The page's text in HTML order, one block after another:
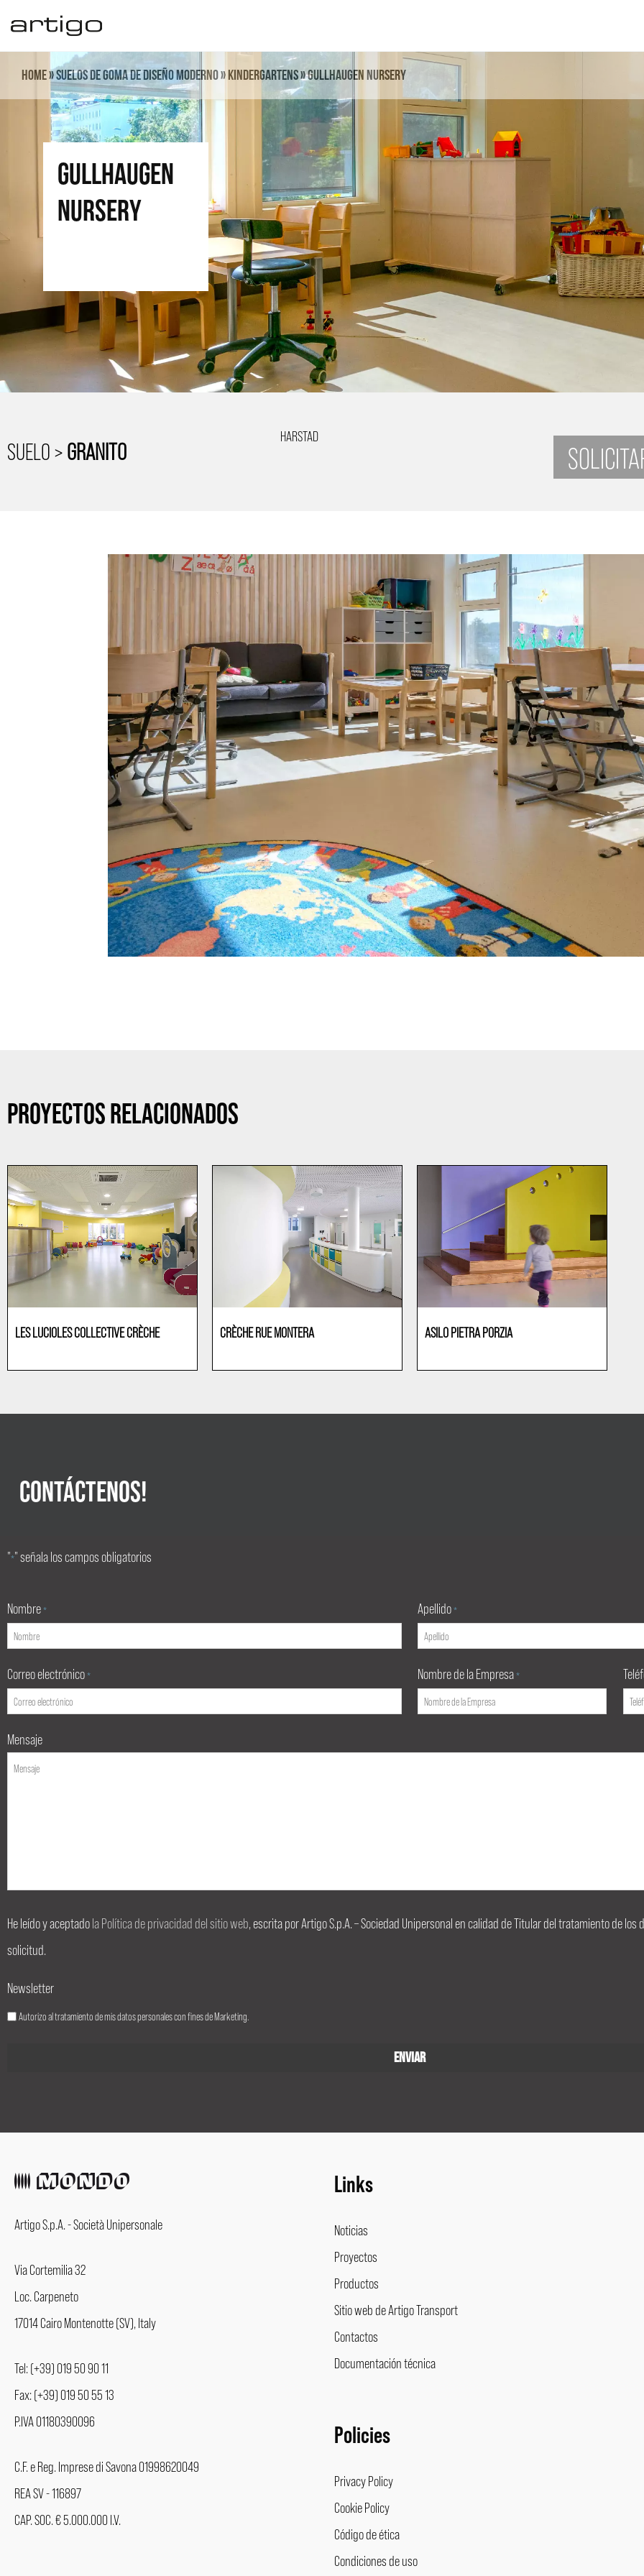
contenido
Home»Suelos de goma de diseño moderno»Kindergartens»Gullhaugen Nursery
Gullhaugen
Nursery
SUELO >GRANITO
HARSTAD
PROYECTOS RELACIONADOS
LES LUCIOLES COLLECTIVE CRÈCHE CRÈCHE RUE MONTERA ASILO PIETRA PORZIA
CONTÁCTENOS!
"*" señala los campos obligatorios
Nombre * Apellido *
Correo electrónico * Nombre de la Empresa *
Mensaje
He leído y aceptadola Política de privacidad del sitio web, escrita por Artigo S.p.A. – Sociedad Unipersonal en calidad de Titular del tratamiento de
solicitud.
Newsletter
Autorizo al tratamiento de mis datos personales con fines de Marketing.
Artigo S.p.A. - Società Unipersonale
Via Cortemilia 32
Loc. Carpeneto
17014 Cairo Montenotte (SV), Italy
Tel: (+39) 019 50 90 11
Fax: (+39) 019 50 55 13
P.IVA 01180390096
C.F. e Reg. Imprese di Savona 01998620049
REA SV - 116897
CAP. SOC. € 5.000.000 I.V.
Links
Noticias
Proyectos
Productos
Sitio web de Artigo Transport
Contactos
Documentación técnica
Policies
Privacy Policy
Cookie Policy
Código de ética
Condiciones de uso